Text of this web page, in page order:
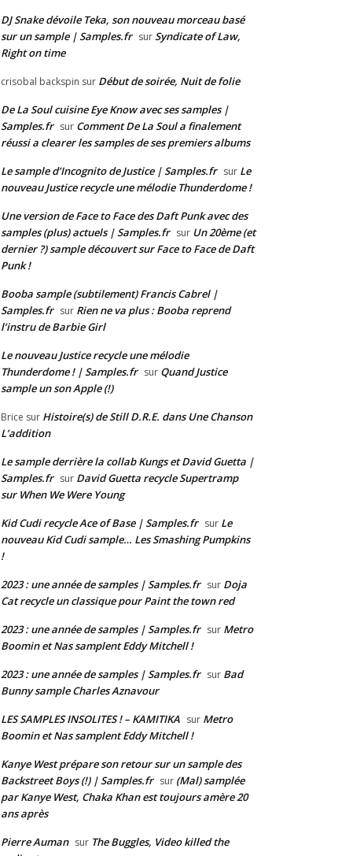
DJ Snake dévoile Teka, son nouveau morceau basé
sur un sample | Samples.fr surSyndicate of Law,
Right on time
crisobal backspin sur Début de soirée, Nuit de folie
De La Soul cuisine Eye Know avec ses samples |
Samples.fr sur Comment De La Soul a finalement
réussi a clearer les samples de ses premiers albums
Le sample d’Incognito de Justice | Samples.fr sur Le
nouveau Justice recycle une mélodie Thunderdome !
Une version de Face to Face des Daft Punk avec des
samples (plus) actuels | Samples.fr sur Un 20ème (et
dernier ?) sample découvert sur Face to Face de Daft
Punk !
Booba sample (subtilement) Francis Cabrel |
Samples.fr sur Rien ne va plus : Booba reprend
l’instru de Barbie Girl
Le nouveau Justice recycle une mélodie
Thunderdome ! | Samples.fr sur Quand Justice
sample un son Apple (!)
Brice sur Histoire(s) de Still D.R.E. dans Une Chanson
L’addition
Le sample derrière la collab Kungs et David Guetta |
Samples.fr sur David Guetta recycle Supertramp
sur When We Were Young
Kid Cudi recycle Ace of Base | Samples.fr sur Le
nouveau Kid Cudi sample… Les Smashing Pumpkins
!
2023 : une année de samples | Samples.fr sur Doja
Cat recycle un classique pour Paint the town red
2023 : une année de samples | Samples.fr sur Metro
Boomin et Nas samplent Eddy Mitchell !
2023 : une année de samples | Samples.fr sur Bad
Bunny sample Charles Aznavour
LES SAMPLES INSOLITES ! – KAMITIKA sur Metro
Boomin et Nas samplent Eddy Mitchell !
Kanye West prépare son retour sur un sample des
Backstreet Boys (!) | Samples.fr sur (Mal) samplée
par Kanye West, Chaka Khan est toujours amère 20
ans après
Pierre Auman sur The Buggles, Video killed the